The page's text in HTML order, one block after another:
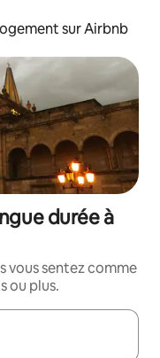
sur Airbnb
durée à
vous sentez comme
ou plus.
les flèches vers le